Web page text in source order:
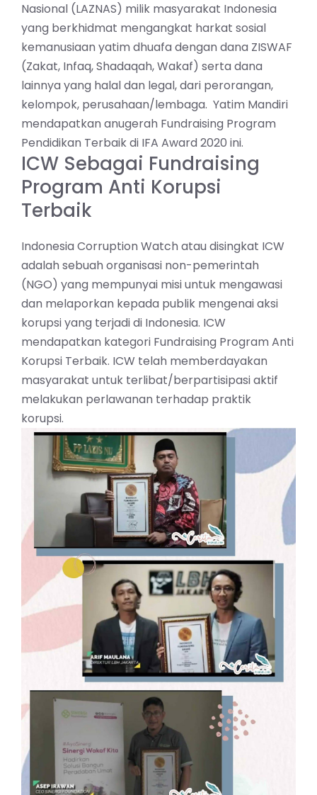
Nasional (LAZNAS) milik masyarakat Indonesia
yang berkhidmat mengangkat harkat sosial
kemanusiaan yatim dhuafa dengan dana ZISWAF
(Zakat, Infaq, Shadaqah, Wakaf) serta dana
lainnya yang halal dan legal, dari perorangan,
kelompok, perusahaan/lembaga. Yatim Mandiri
mendapatkan anugerah Fundraising Program
Pendidikan Terbaik di IFA Award 2020 ini.
ICW Sebagai Fundraising
Program Anti Korupsi
Terbaik
Indonesia Corruption Watch atau disingkat ICW
adalah sebuah organisasi non-pemerintah
(NGO) yang mempunyai misi untuk mengawasi
dan melaporkan kepada publik mengenai aksi
korupsi yang terjadi di Indonesia. ICW
mendapatkan kategori Fundraising Program Anti
Korupsi Terbaik. ICW telah memberdayakan
masyarakat untuk terlibat/berpartisipasi aktif
melakukan perlawanan terhadap praktik
korupsi.